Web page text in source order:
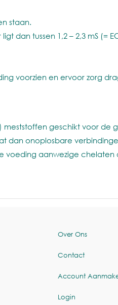
staan.
dan tussen 1,2 – 2,3 mS
voorzien en ervoor zorg
geschikt voor de
dan onoplosbare
voeding aanwezige chelaten
Over Ons
Contact
Account
Login